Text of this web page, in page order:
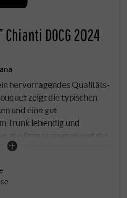
DOCG 2024
hervorragendes Qualitäts-
zeigt die typischen
und eine gut
Trunk lebendig und
die Primäraromen und die
in schöner
der mittelkräftigen